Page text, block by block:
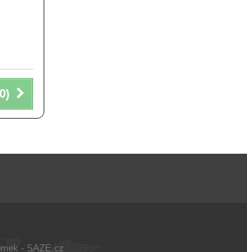
0)
- SAZE.cz